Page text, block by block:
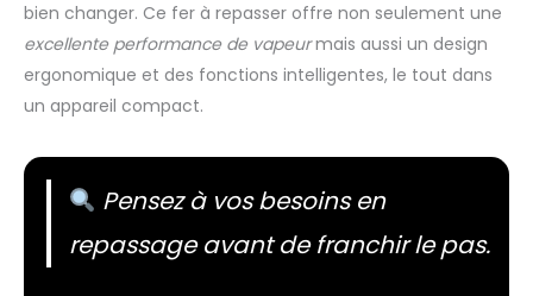
bien changer. Ce fer à repasser offre non seulement une
excellente performance de vapeurmais aussi un design
ergonomique et des fonctions intelligentes, le tout dans
un appareil compact.
Pensez à vos besoins en
repassage avant de franchir le pas.